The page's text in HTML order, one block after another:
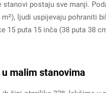
postaju sve manji.
ljudi uspijevaju pohraniti
15 puta 15 inča (38 puta 38
malim stanovima